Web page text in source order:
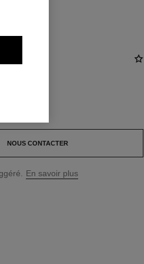
diamants
NOUS CONTACTER
En savoir plus